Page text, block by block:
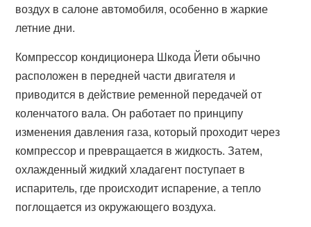
воздух в салоне автомобиля, особенно в жаркие
летние дни.
Компрессор кондиционера Шкода Йети обычно
расположен в передней части двигателя и
приводится в действие ременной передачей от
коленчатого вала. Он работает по принципу
изменения давления газа, который проходит через
компрессор и превращается в жидкость. Затем,
охлажденный жидкий хладагент поступает в
испаритель, где происходит испарение, а тепло
поглощается из окружающего воздуха.